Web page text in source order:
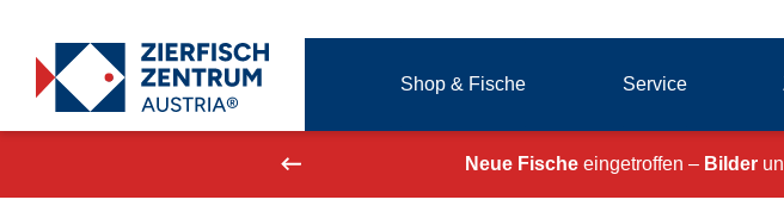
Zierfisch Aquarium Austria Shop & Fische Service
Neue Fischeeingetroffen – Bilder